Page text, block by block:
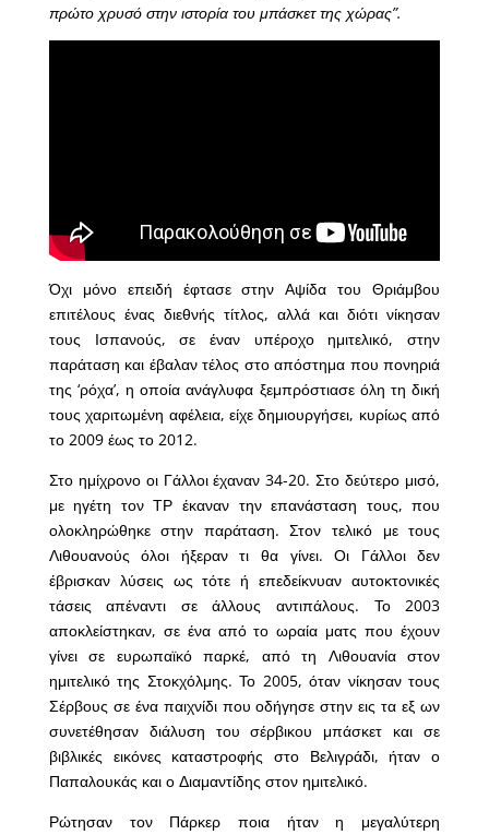
πρώτο χρυσό στην ιστορία του μπάσκετ της χώρας”.
Όχι μόνο επειδή έφτασε στην Αψίδα του Θριάμβου
επιτέλους ένας διεθνής τίτλος, αλλά και διότι νίκησαν
τους Ισπανούς, σε έναν υπέροχο ημιτελικό, στην
παράταση και έβαλαν τέλος στο απόστημα που πονηριά
της ‘ρόχα’, η οποία ανάγλυφα ξεμπρόστιασε όλη τη δική
τους χαριτωμένη αφέλεια, είχε δημιουργήσει, κυρίως από
το 2009 έως το 2012.
Στο ημίχρονο οι Γάλλοι έχαναν 34-20. Στο δεύτερο μισό,
με ηγέτη τον ΤΡ έκαναν την επανάσταση τους, που
ολοκληρώθηκε στην παράταση. Στον τελικό με τους
Λιθουανούς όλοι ήξεραν τι θα γίνει. Οι Γάλλοι δεν
έβρισκαν λύσεις ως τότε ή επεδείκνυαν αυτοκτονικές
τάσεις απέναντι σε άλλους αντιπάλους. Το 2003
αποκλείστηκαν, σε ένα από το ωραία ματς που έχουν
γίνει σε ευρωπαϊκό παρκέ, από τη Λιθουανία στον
ημιτελικό της Στοκχόλμης. Το 2005, όταν νίκησαν τους
Σέρβους σε ένα παιχνίδι που οδήγησε στην εις τα εξ ων
συνετέθησαν διάλυση του σέρβικου μπάσκετ και σε
βιβλικές εικόνες καταστροφής στο Βελιγράδι, ήταν ο
Παπαλουκάς και ο Διαμαντίδης στον ημιτελικό.
Ρώτησαν τον Πάρκερ ποια ήταν η μεγαλύτερη